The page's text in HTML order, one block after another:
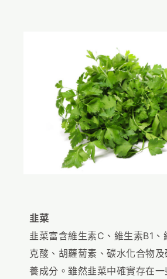
韭菜
韭菜富含維生素C、維生素B1、
克酸、胡蘿蔔素、碳水化合物
養成分。雖然韭菜中確實存在